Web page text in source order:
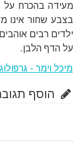
מעידה בהכרח על
בצבע שחור אינו
ילדים רבים
על הדף הלבן.
מיכל וימר -
הוסף